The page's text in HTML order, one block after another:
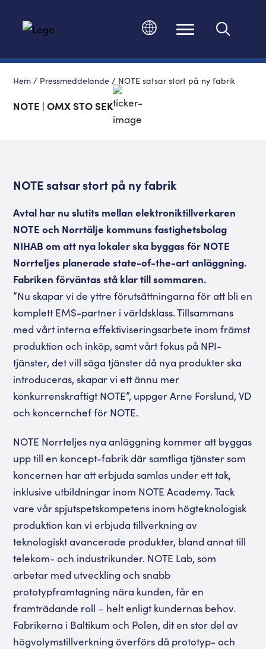
Hem / Pressmeddelande / NOTE satsar stort på ny fabrik
NOTE | OMX STO SEK
NOTE satsar stort på ny fabrik
Avtal har nu slutits mellan elektroniktillverkaren
NOTE och Norrtälje kommuns fastighetsbolag
NIHAB om att nya lokaler ska byggas för NOTE
Norrteljes planerade state-of-the-art anläggning.
Fabriken förväntas stå klar till sommaren.
”Nu skapar vi de yttre förutsättningarna för att bli en
komplett EMS-partner i världsklass. Tillsammans
med vårt interna effektiviseringsarbete inom främst
produktion och inköp, samt vårt fokus på NPI-
tjänster, det vill säga tjänster då nya produkter ska
introduceras, skapar vi ett ännu mer
konkurrenskraftigt NOTE”, uppger Arne Forslund, VD
och koncernchef för NOTE.
NOTE Norrteljes nya anläggning kommer att byggas
upp till en koncept-fabrik där samtliga tjänster som
koncernen har att erbjuda samlas under ett tak,
inklusive utbildningar inom NOTE Academy. Tack
vare vår spjutspetskompetens inom högteknologisk
produktion kan vi erbjuda tillverkning av
teknologiskt avancerade produkter, bland annat till
telekom- och industrikunder. NOTE Lab, som
arbetar med utveckling och snabb
prototypframtagning nära kunden, får en
framträdande roll – helt enligt kundernas behov.
Fabrikerna i Baltikum och Polen, dit en stor del av
högvolymstillverkning överförs då prototyp- och